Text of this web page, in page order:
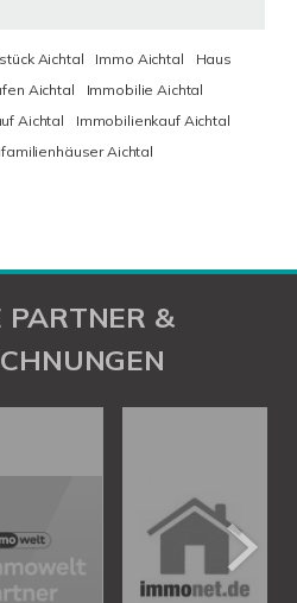
Aichtal Immo Aichtal
Haus
Aichtal
Immobilie Aichtal
Aichtal
Immobilienkauf Aichtal
Aichtal
PARTNER &